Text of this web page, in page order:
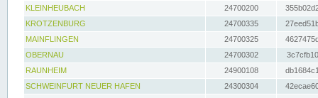
KLEINHEUBACH 24700200
KROTZENBURG
24700335
MAINFLINGEN
24700325
OBERNAU
24700302
RAUNHEIM
24900108
SCHWEINFURT NEUER HAFEN
24300304